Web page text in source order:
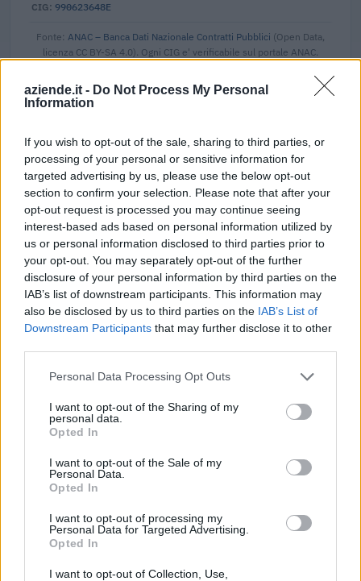
aziende.it - Do Not Process My Personal
Information
If you wish to opt-out of the sale, sharing to third parties, or
processing of your personal or sensitive information for
targeted advertising by us, please use the below opt-out
section to confirm your selection. Please note that after your
opt-out request is processed you may continue seeing
interest-based ads based on personal information utilized by
us or personal information disclosed to third parties prior to
your opt-out. You may separately opt-out of the further
disclosure of your personal information by third parties on the
IAB’s list of downstream participants. This information may
also be disclosed by us to third parties on the IAB’s List of
Downstream Participants that may further disclose it to other
Personal Data Processing Opt Outs
I want to opt-out of the Sharing of my
personal data.
Opted In
I want to opt-out of the Sale of my
Personal Data.
Opted In
I want to opt-out of processing my
Personal Data for Targeted Advertising.
Opted In
I want to opt-out of Collection, Use,
990623648E
Fonte: ANAC – Banca Dati Nazionale Contratti Pubblici (Open Data,
licenza CC BY-SA 4.0). Ogni CIG e' verificabile sul portale ANAC.
Novelettra S.r.l. risulta beneficiaria di 13 aiuti o contributi
pubblici per un totale di 3.574.267 euro (2020–2026).
2026-05-29
PROGRAMMA REGIONALE FONDO SOCIALE
EUROPEO PLUS 2021-2027, Formare per assumere-
Incentivi occupazionali associati a vou
UNIONCAMERE LOMBARDIA
2.500 euro
2025-11-27
Incentivo per ricollocazione lavorativa soggetti
sociale per l'im
2.226 euro
Regolamento per i fondi interprofessionali per la
formazione continua per la concessioni di aiuti di stato
Fapi - Fondo Formazione PMI
3.000 euro
2025-03-28